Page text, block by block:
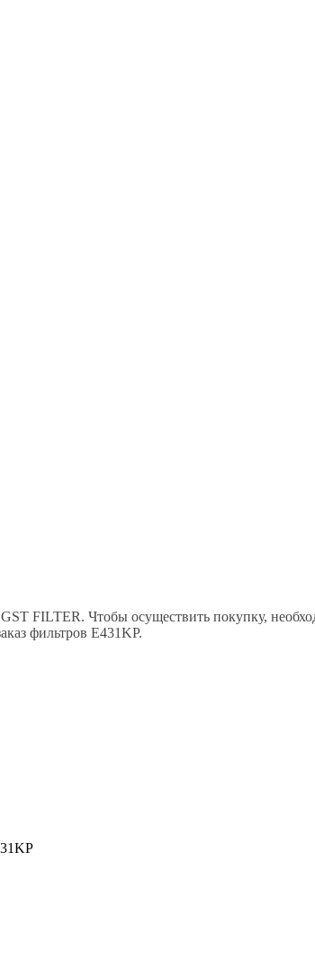
FILTER. Чтобы осуществить покупку,
фильтров E431KP.